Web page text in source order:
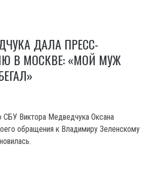
ДАЛА ПРЕСС-
В МОСКВЕ: «МОЙ МУЖ
СБУ Виктора Медведчука Оксана
обращения к Владимиру Зеленскому